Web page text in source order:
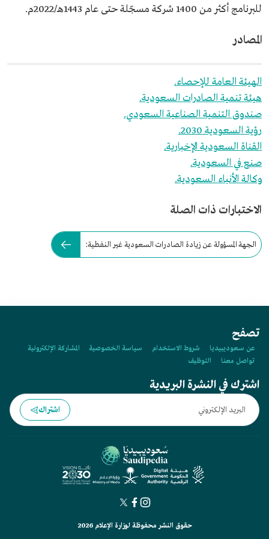
للبرنامج أكثر من 1400 شركة مسجّلة حتى عام 1443هـ/2022م.
المصادر
الهيئة العامة للإحصاء.
هيئة تنمية الصادرات السعودية.
صندوق التنمية الصناعية السعودي.
رؤية السعودية 2030.
القناة السعودية الإخبارية.
صنع في السعودية.
وكالة الأنباء السعودية.
الاختبارات ذات الصلة
الجهة المسؤولة عن زيادة الصادرات السعودية غير النفطية:
تصفح
عن سعوديبيديا شروط الاستخدام سياسة الخصوصية
المشاركة الإلكترونية
تواصل معنا
التوظيف
اشترك في النشرة البريدية
اشتراك
حقوق النشر محفوظة لوزارة الإعلام 2026